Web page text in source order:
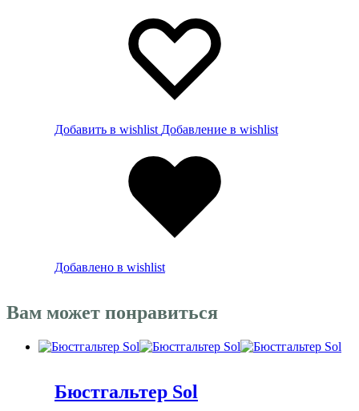
Добавить в wishlist Добавление в wishlist
Добавлено в wishlist
Вам может понравиться
Бюстгальтер Sol